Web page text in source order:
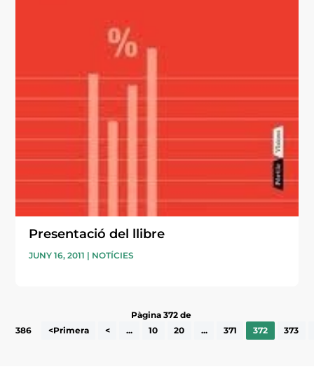
Presentació del llibre
JUNY 16, 2011 | NOTÍCIES
Pàgina 372 de
386
<Primera < ... 10 20 ... 371 372 373